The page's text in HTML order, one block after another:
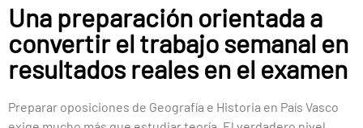
Una preparación orientada a
convertir el trabajo semanal en
resultados reales en el examen
Preparar oposiciones de Geografía e Historia en País Vasco